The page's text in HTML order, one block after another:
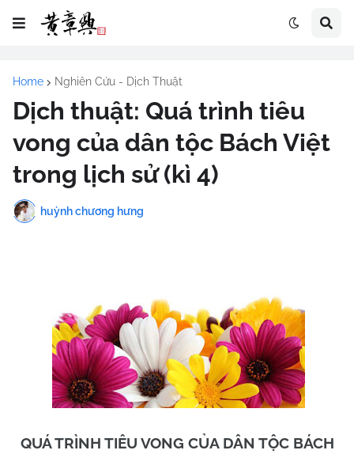
Home Nghiên Cứu - Dịch Thuật
Dịch thuật: Quá trình tiêu
vong của dân tộc Bách Việt
trong lịch sử (kì 4)
huỳnh chương hưng
QUÁ TRÌNH TIÊU VONG CỦA DÂN TỘC BÁCH